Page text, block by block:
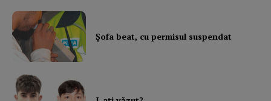
Şofa beat, cu permisul suspendat